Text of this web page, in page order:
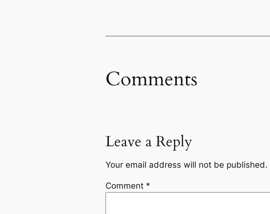
Comments
Leave a Reply
Your email address will not be published.
Comment *